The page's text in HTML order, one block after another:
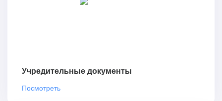
Учредительные документы
Посмотреть